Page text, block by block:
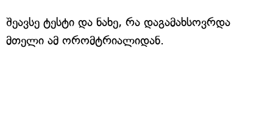
შეავსე ტესტი და ნახე, რა დაგამახსოვრდა
მთელი ამ ორომტრიალიდან.